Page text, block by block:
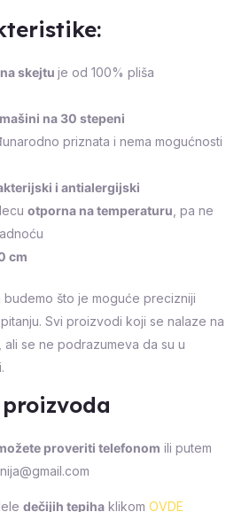
skejtu je od 100% pliša
na 30 stepeni
priznata i nema mogućnosti
i antialergijski
otporna na temperaturu , pa ne
cm
što je moguće precizniji
Svi proizvodi koji se nalaze na
se ne podrazumeva da su u
proveriti telefonom ili putem
dečijih tepiha klikom OVDE